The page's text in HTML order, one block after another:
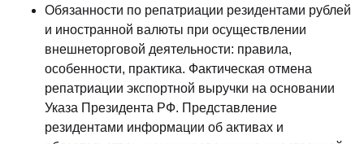
Обязанности по репатриации резидентами рублей
и иностранной валюты при осуществлении
внешнеторговой деятельности: правила,
особенности, практика. Фактическая отмена
репатриации экспортной выручки на основании
Указа Президента РФ. Представление
резидентами информации об активах и